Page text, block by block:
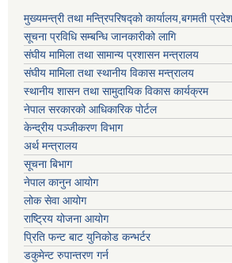
मुख्यमन्त्री तथा मन्त्रिपरिषद्को कार्यालय,बगमती
सूचना प्रविधि सम्बन्धि जानकारीको लागि
संघीय मामिला तथा सामान्य प्रशासन मन्त्रालय
संघीय मामिला तथा स्थानीय विकास मन्त्रालय
स्थानीय शासन तथा सामुदायिक विकास कार्यक्रम
नेपाल सरकारको आधिकारिक पोर्टल
केन्द्रीय पञ्जीकरण विभाग
अर्थ मन्त्रालय
सूचना बिभाग
नेपाल कानुन आयोग
लोक सेवा आयोग
राष्ट्रिय योजना आयोग
प्रिति फन्ट बाट युनिकोड कन्भर्टर
डकुमेन्ट रुपान्तरण गर्न